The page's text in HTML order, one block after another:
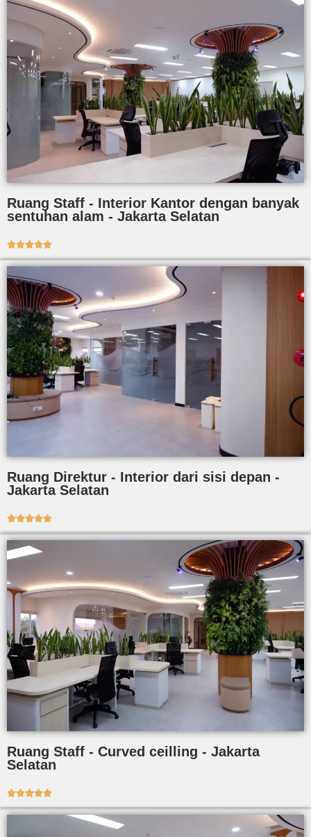
Ruang Staff - Interior Kantor dengan banyak
sentuhan alam - Jakarta Selatan

Ruang Direktur - Interior dari sisi depan -
Jakarta Selatan

Ruang Staff - Curved ceilling - Jakarta
Selatan
